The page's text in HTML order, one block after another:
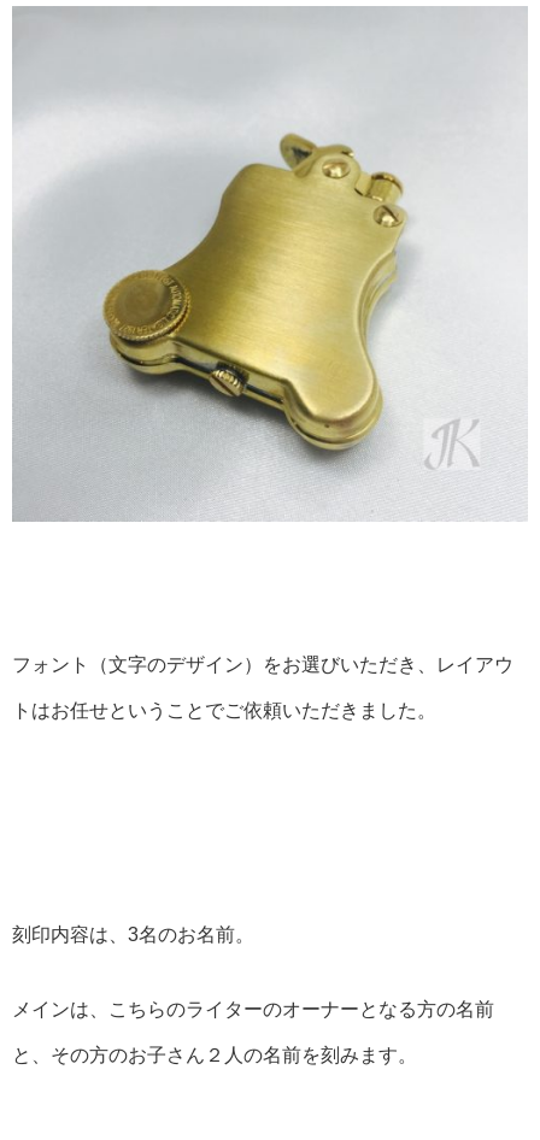
フォント（文字のデザイン）をお選びいただき、レイアウ
トはお任せということでご依頼いただきました。
刻印内容は、3名のお名前。
メインは、こちらのライターのオーナーとなる方の名前
と、その方のお子さん２人の名前を刻みます。